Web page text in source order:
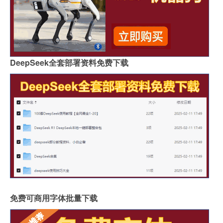
DeepSeek全套部署资料免费下载
免费可商用字体批量下载